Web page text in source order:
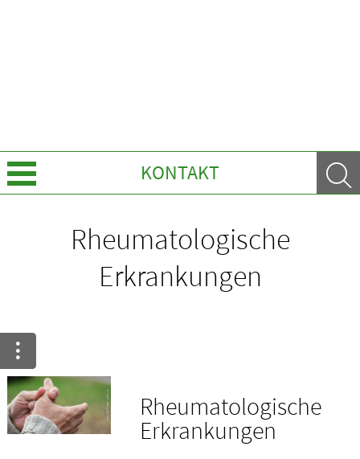
KONTAKT
Krankheiten & Therapie
GESUND IM ALTER
WELLNESS
Rheumatologische
Erkrankungen
Rheumatologische
Erkrankungen